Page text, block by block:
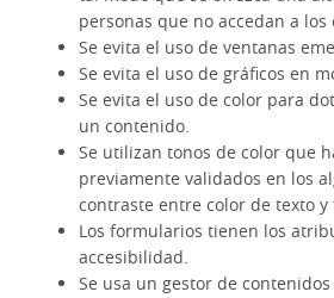
personas que no accedan a
Se evita el uso de ventanas
Se evita el uso de gráficos en
Se evita el uso de color para
un contenido.
Se utilizan tonos de color que
previamente validados en los
contraste entre color de texto y
Los formularios tienen los
accesibilidad.
Se usa un gestor de contenidos